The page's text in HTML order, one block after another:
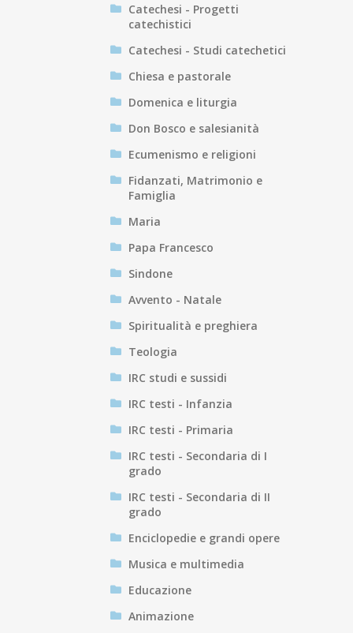
Catechesi - Progetti
catechistici
Catechesi - Studi catechetici
Chiesa e pastorale
Domenica e liturgia
Don Bosco e salesianità
Ecumenismo e religioni
Fidanzati, Matrimonio e
Famiglia
Maria
Papa Francesco
Sindone
Avvento - Natale
Spiritualità e preghiera
Teologia
IRC studi e sussidi
IRC testi - Infanzia
IRC testi - Primaria
IRC testi - Secondaria di I
grado
IRC testi - Secondaria di II
grado
Enciclopedie e grandi opere
Musica e multimedia
Educazione
Animazione